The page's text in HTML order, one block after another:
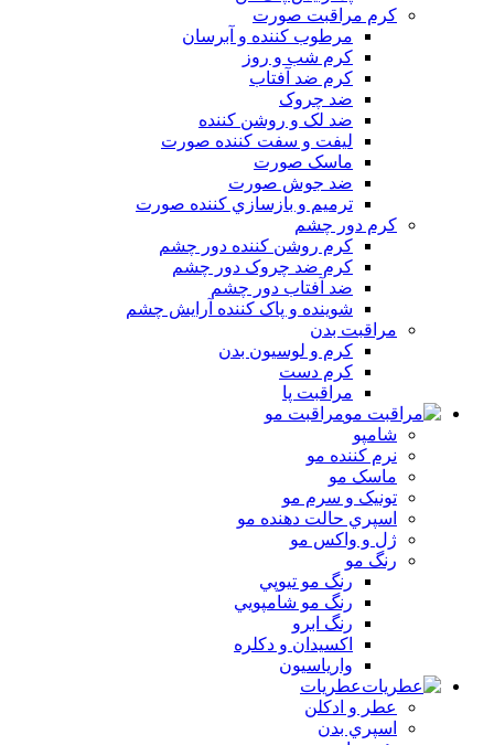
کرم مراقبت صورت
مرطوب کننده و آبرسان
کرم شب و روز
کرم ضد آفتاب
ضد چروک
ضد لک و روشن کننده
ليفت و سفت کننده صورت
ماسک صورت
ضد جوش صورت
ترميم و بازسازي کننده صورت
کرم دور چشم
کرم روشن کننده دور چشم
کرم ضد چروک دور چشم
ضد آفتاب دور چشم
شوينده و پاک کننده آرايش چشم
مراقبت بدن
کرم و لوسيون بدن
کرم دست
مراقبت پا
مراقبت مو
شامپو
نرم کننده مو
ماسک مو
تونيک و سرم مو
اسپري حالت دهنده مو
ژل و واکس مو
رنگ مو
رنگ مو تيوپي
رنگ مو شامپويي
رنگ ابرو
اکسيدان و دکلره
وارياسيون
عطریات
عطر و ادکلن
اسپري بدن